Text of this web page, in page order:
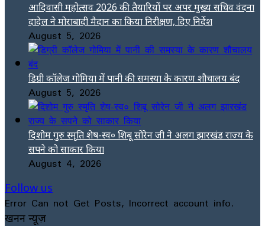
आदिवासी महोत्सव 2026 की तैयारियों पर अपर मुख्य सचिव वंदना
दादेल ने मोराबादी मैदान का किया निरीक्षण, दिए निर्देश
August 5, 2026
डिग्री कॉलेज गोमिया में पानी की समस्या के कारण शौचालय बंद
August 5, 2026
दिशोम गुरु स्मृति शेष-स्व० शिबू सोरेन जी ने अलग झारखंड राज्य के
सपने को साकार किया
August 4, 2026
Follow us
Error Can not Get Posts, Incorrect account info.
खनन न्यूज़